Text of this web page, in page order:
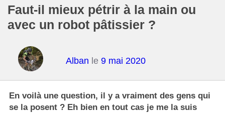
Faut-il mieux pétrir à la main ou
avec un robot pâtissier ?
Alban le 9 mai 2020
En voilà une question, il y a vraiment des gens qui
se la posent ? Eh bien en tout cas je me la suis